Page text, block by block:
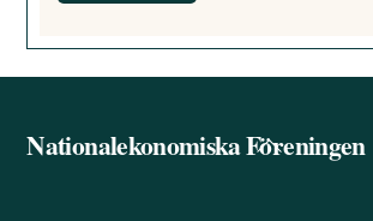
Back
Nationalekonomiska Föreningen